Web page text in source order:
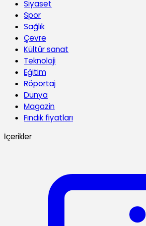
Siyaset
Spor
Sağlık
Çevre
Kültür sanat
Teknoloji
Eğitim
Röportaj
Dünya
Magazin
Fındık fiyatları
İçerikler